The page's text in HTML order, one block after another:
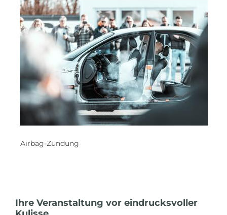
Airbag-Zündung
Ihre Veranstaltung vor eindrucksvoller